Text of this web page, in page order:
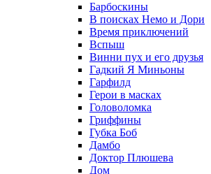
Барбоскины
В поисках Немо и Дори
Время приключений
Вспыш
Винни пух и его друзья
Гадкий Я Миньоны
Гарфилд
Герои в масках
Головоломка
Гриффины
Губка Боб
Дамбо
Доктор Плюшева
Дом